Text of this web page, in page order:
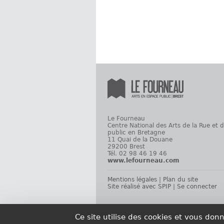
Ce site utilise des cookies et vous
Le Fourneau
Centre National des Arts de la Rue et
public en Bretagne
11 Quai de la Douane
29200 Brest
Tél. 02 98 46 19 46
www.lefourneau.com
Mentions légales
Plan du site
Site réalisé avec SPIP
Se connecter